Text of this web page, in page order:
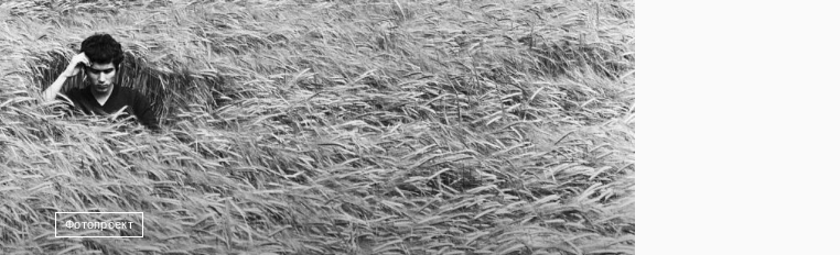
Фотопроект